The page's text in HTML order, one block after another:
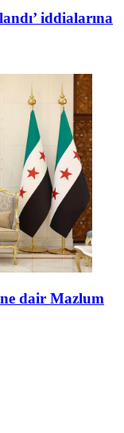
iddialarına
dair Mazlum